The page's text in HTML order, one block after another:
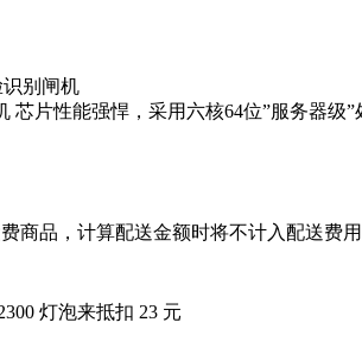
识别闸机
芯片性能强悍，采用六核64位”服务器级
商品，计算配送金额时将不计入配送费用
灯泡来抵扣 23 元